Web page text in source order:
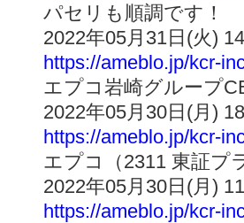
パセリも順調です！
2022年05月31日(火)
https://ameblo.jp/kcr-
エプコ岩崎グループ
2022年05月30日(月)
https://ameblo.jp/kcr-
エプコ（2311 東証プ
2022年05月30日(月)
https://ameblo.jp/kcr-